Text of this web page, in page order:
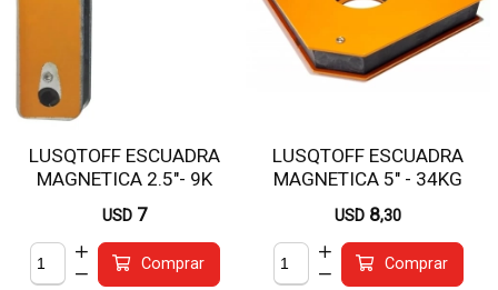
LUSQTOFF ESCUADRA
MAGNETICA 2.5"- 9K
LQE6012R
USD 7
Comprar
LUSQTOFF ESCUADRA
MAGNETICA 5" - 34KG
LQE6003
USD 8,30
Comprar